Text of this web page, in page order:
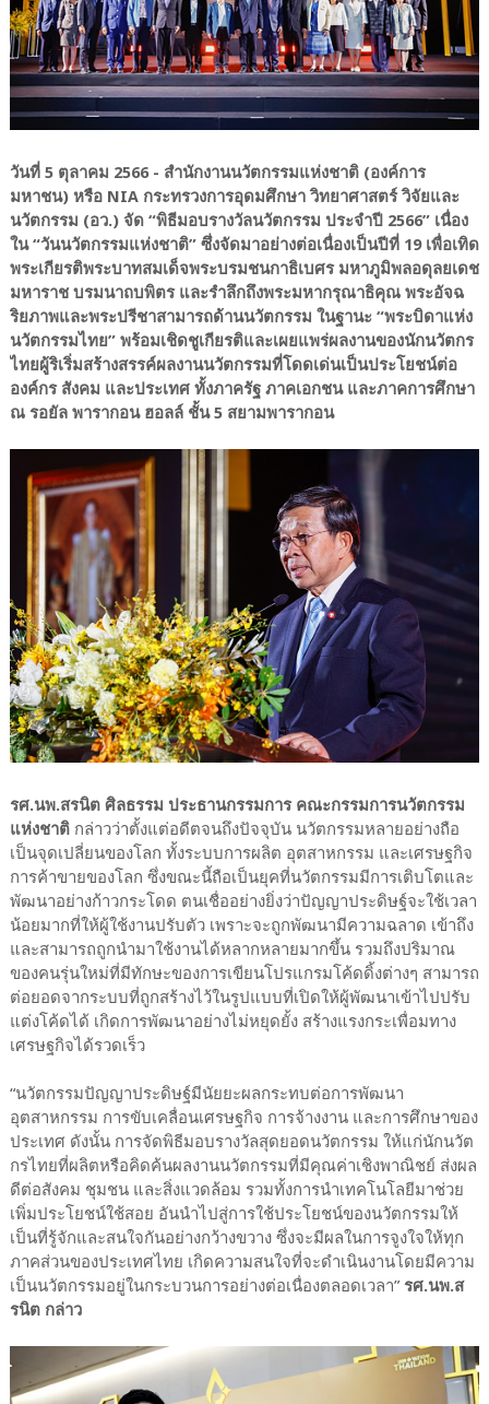
วันที่ 5 ตุลาคม 2566 - สำนักงานนวัตกรรมแห่งชาติ (องค์การ
มหาชน) หรือ NIA กระทรวงการอุดมศึกษา วิทยาศาสตร์ วิจัยและ
นวัตกรรม (อว.) จัด “พิธีมอบรางวัลนวัตกรรม ประจำปี 2566” เนื่อง
ใน “วันนวัตกรรมแห่งชาติ” ซึ่งจัดมาอย่างต่อเนื่องเป็นปีที่ 19 เพื่อเทิด
พระเกียรติพระบาทสมเด็จพระบรมชนกาธิเบศร มหาภูมิพลอดุลยเดช
มหาราช บรมนาถบพิตร และรำลึกถึงพระมหากรุณาธิคุณ พระอัจฉ
ริยภาพและพระปรีชาสามารถด้านนวัตกรรม ในฐานะ “พระบิดาแห่ง
นวัตกรรมไทย” พร้อมเชิดชูเกียรติและเผยแพร่ผลงานของนักนวัตกร
ไทยผู้ริเริ่มสร้างสรรค์ผลงานนวัตกรรมที่โดดเด่นเป็นประโยชน์ต่อ
องค์กร สังคม และประเทศ ทั้งภาครัฐ ภาคเอกชน และภาคการศึกษา
ณ รอยัล พารากอน ฮอลล์ ชั้น 5 สยามพารากอน
รศ.นพ.สรนิต ศิลธรรม ประธานกรรมการ คณะกรรมการนวัตกรรม
แห่งชาติ กล่าวว่าตั้งแต่อดีตจนถึงปัจจุบัน นวัตกรรมหลายอย่างถือ
เป็นจุดเปลี่ยนของโลก ทั้งระบบการผลิต อุตสาหกรรม และเศรษฐกิจ
การค้าขายของโลก ซึ่งขณะนี้ถือเป็นยุคที่นวัตกรรมมีการเติบโตและ
พัฒนาอย่างก้าวกระโดด ตนเชื่ออย่างยิ่งว่าปัญญาประดิษฐ์จะใช้เวลา
น้อยมากที่ให้ผู้ใช้งานปรับตัว เพราะจะถูกพัฒนามีความฉลาด เข้าถึง
และสามารถถูกนำมาใช้งานได้หลากหลายมากขึ้น รวมถึงปริมาณ
ของคนรุ่นใหม่ที่มีทักษะของการเขียนโปรแกรมโค้ดดิ้งต่างๆ สามารถ
ต่อยอดจากระบบที่ถูกสร้างไว้ในรูปแบบที่เปิดให้ผู้พัฒนาเข้าไปปรับ
แต่งโค้ดได้ เกิดการพัฒนาอย่างไม่หยุดยั้ง สร้างแรงกระเพื่อมทาง
เศรษฐกิจได้รวดเร็ว
“นวัตกรรมปัญญาประดิษฐ์มีนัยยะผลกระทบต่อการพัฒนา
อุตสาหกรรม การขับเคลื่อนเศรษฐกิจ การจ้างงาน และการศึกษาของ
ประเทศ ดังนั้น การจัดพิธีมอบรางวัลสุดยอดนวัตกรรม ให้แก่นักนวัต
กรไทยที่ผลิตหรือคิดค้นผลงานนวัตกรรมที่มีคุณค่าเชิงพาณิชย์ ส่งผล
ดีต่อสังคม ชุมชน และสิ่งแวดล้อม รวมทั้งการนำเทคโนโลยีมาช่วย
เพิ่มประโยชน์ใช้สอย อันนำไปสู่การใช้ประโยชน์ของนวัตกรรมให้
เป็นที่รู้จักและสนใจกันอย่างกว้างขวาง ซึ่งจะมีผลในการจูงใจให้ทุก
ภาคส่วนของประเทศไทย เกิดความสนใจที่จะดำเนินงานโดยมีความ
เป็นนวัตกรรมอยู่ในกระบวนการอย่างต่อเนื่องตลอดเวลา” รศ.นพ.ส
รนิต กล่าว